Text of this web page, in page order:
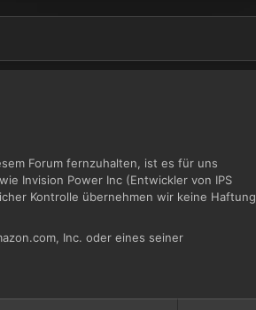
Forum fernzuhalten, ist es für uns
Invision Power Inc (Entwickler von IPS
Kontrolle übernehmen wir keine Haftung
Inc. oder eines seiner